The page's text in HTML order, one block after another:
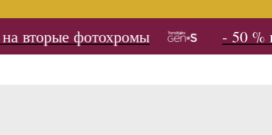
вторые фотохромы - 50 %